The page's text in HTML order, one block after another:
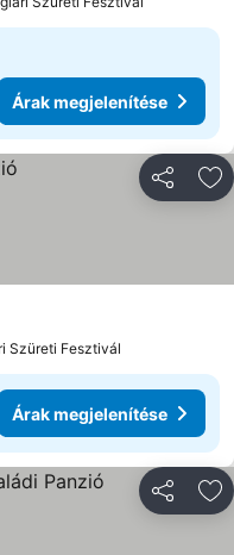
Árak megjelenítése
Szüreti Fesztivál
Árak megjelenítése